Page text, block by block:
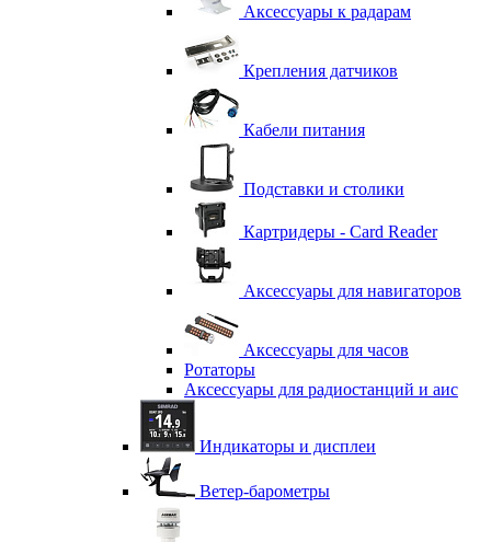
Аксессуары к радарам
Крепления датчиков
Кабели питания
Подставки и столики
Картридеры - Card Reader
Аксессуары для навигаторов
Аксессуары для часов
Ротаторы
Аксессуары для радиостанций и аис
Индикаторы и дисплеи
Ветер-барометры